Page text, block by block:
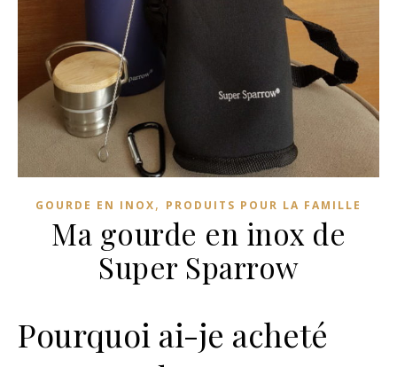
GOURDE EN INOX, PRODUITS POUR LA FAMILLE
Ma gourde en inox de
Super Sparrow
Pourquoi ai-je acheté